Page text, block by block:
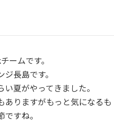
ームです。
長島です。
夏がやってきました。
ありますがもっと気になるも
すね。